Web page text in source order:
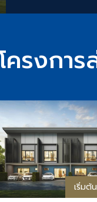
ครงการ
เริ่มต้